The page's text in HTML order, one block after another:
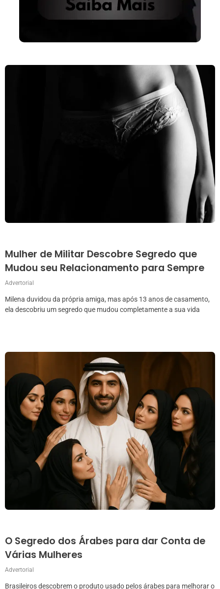
Mulher de Militar Descobre Segredo que
Mudou seu Relacionamento para Sempre
Advertorial
Milena duvidou da própria amiga, mas após 13 anos de casamento,
ela descobriu um segredo que mudou completamente a sua vida
O Segredo dos Árabes para dar Conta de
Várias Mulheres
Advertorial
Brasileiros descobrem o produto usado pelos árabes para melhorar o